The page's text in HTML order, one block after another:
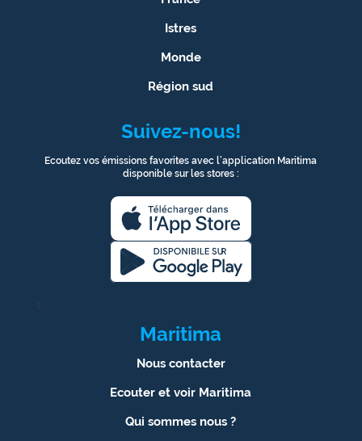
Istres
Monde
Région sud
Suivez-nous!
Ecoutez vos émissions favorites avec l’application Maritima
disponible sur les stores :
1
Maritima
Nous contacter
Ecouter et voir Maritima
Qui sommes nous ?